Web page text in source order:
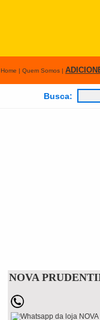
Home | Quem Somos |
Busca:
NOVA